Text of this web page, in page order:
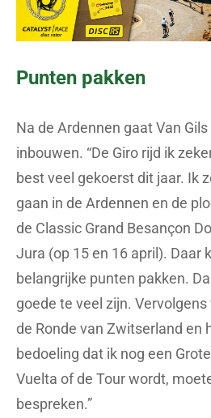
Punten pakken
Na de Ardennen gaat Van
inbouwen. “De Giro rijd ik
best veel gekoerst dit jaar. Ik
gaan in de Ardennen en de
de Classic Grand Besançon
Jura (op 15 en 16 april). Daar
belangrijke punten pakken.
goede te veel zijn.
de Ronde van Zwitserland en
bedoeling dat ik nog een
Vuelta of de Tour wordt,
bespreken.”